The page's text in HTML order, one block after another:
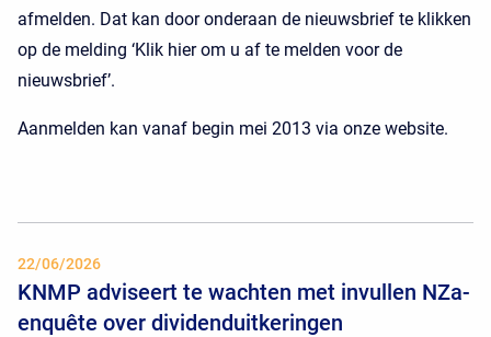
afmelden. Dat kan door onderaan de nieuwsbrief te klikken
op de melding ‘Klik hier om u af te melden voor de
nieuwsbrief’.
Aanmelden kan vanaf begin mei 2013 via onze website.
22/06/2026
KNMP adviseert te wachten met invullen NZa-
enquête over dividenduitkeringen